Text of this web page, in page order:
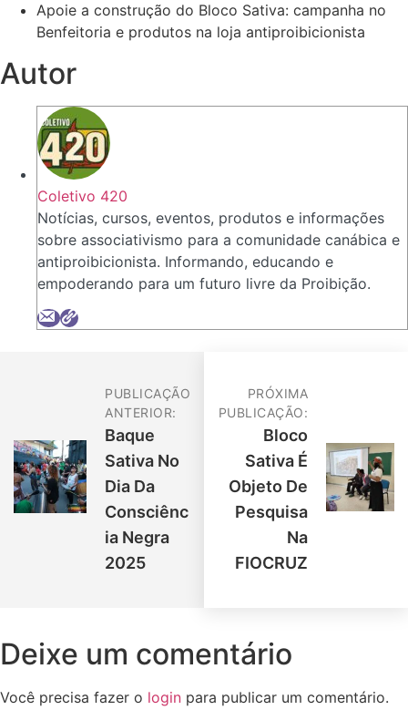
Apoie a construção do Bloco Sativa: campanha no
Benfeitoria e produtos na loja antiproibicionista
Autor
Coletivo 420
Notícias, cursos, eventos, produtos e informações
sobre associativismo para a comunidade canábica e
antiproibicionista. Informando, educando e
empoderando para um futuro livre da Proibição.
PUBLICAÇÃO
ANTERIOR:
Baque
Sativa No
Dia Da
Consciênc
Ia Negra
2025
PRÓXIMA
PUBLICAÇÃO:
Bloco
Sativa É
Objeto De
Pesquisa
Na
FIOCRUZ
Deixe um comentário
Você precisa fazer o login para publicar um comentário.